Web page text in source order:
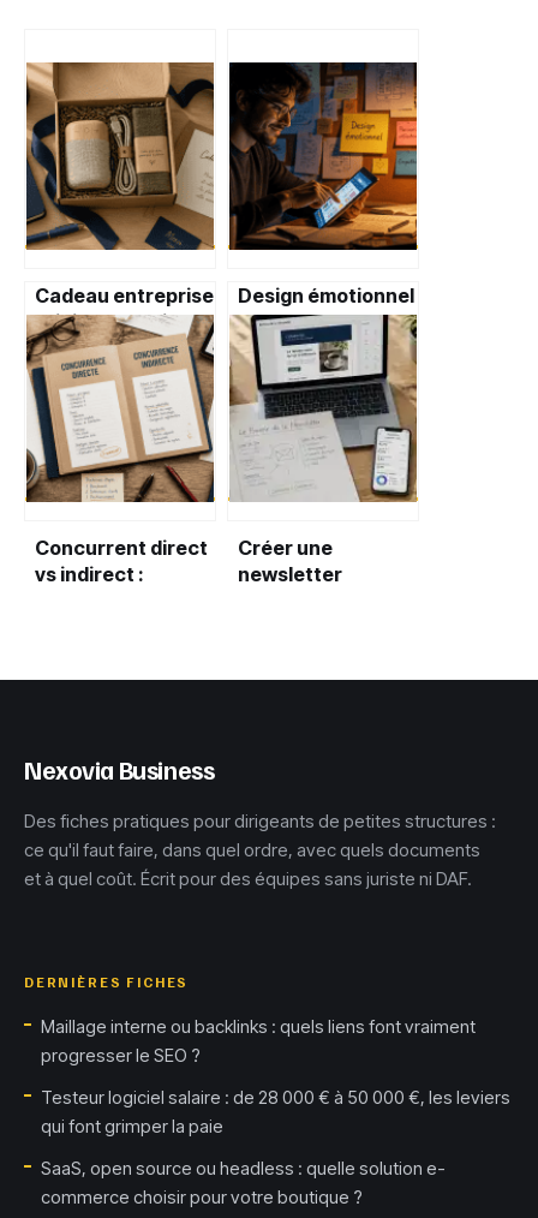
Cadeau entreprise
original : 5 leviers
pour marquer les
esprits sans
encombrer les
bureaux
Design émotionnel
: comment
transformer 95%
de décisions
inconscientes en
fidélité durable ?
Concurrent direct
vs indirect :
pour mieux vous
Créer une
newsletter
Nexovia Business
Des fiches pratiques pour dirigeants de petites structures :
ce qu'il faut faire, dans quel ordre, avec quels documents
et à quel coût. Écrit pour des équipes sans juriste ni DAF.
DERNIÈRES FICHES
Maillage interne ou backlinks : quels liens font vraiment
progresser le SEO ?
Testeur logiciel salaire : de 28 000 € à 50 000 €, les leviers
qui font grimper la paie
SaaS, open source ou headless : quelle solution e-
commerce choisir pour votre boutique ?